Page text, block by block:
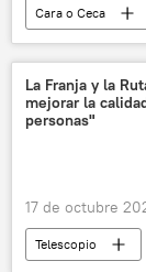
Cara o Ceca
Elecciones
Polonia
La Franja y la
mejorar la
personas"
17 de octubre
Telescopio